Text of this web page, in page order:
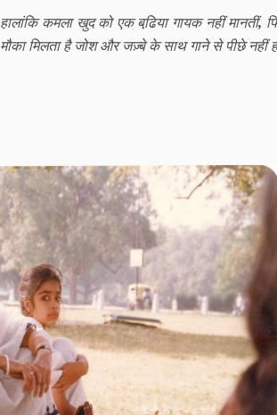
हालांकि कमला खुद को एक बढि़या गायक नहीं मानतीं,
मौका मिलता है जोश और जज़्बे के साथ गाने से पीछे नहीं